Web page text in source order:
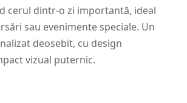
cerul dintr-o zi importantă, ideal
sau evenimente speciale. Un
deosebit, cu design
vizual puternic.